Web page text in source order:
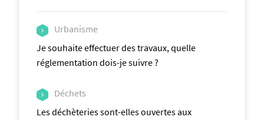
Urbanisme
Je souhaite effectuer des travaux, quelle
réglementation dois-je suivre ?
Déchets
Les déchèteries sont-elles ouvertes aux